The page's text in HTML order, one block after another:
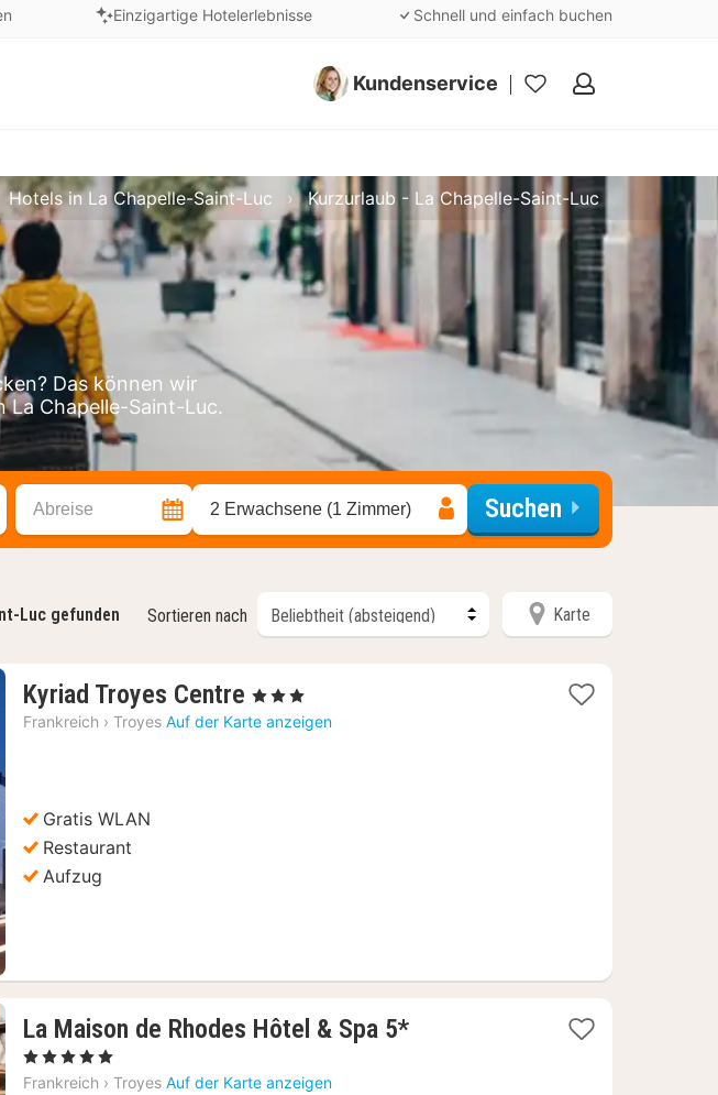
Einzigartige Hotelerlebnisse Schnell und einfach buchen
Kundenservice
Meine
Das können wir
Chapelle-Saint-Luc.
Hotels in La Chapelle-Saint-Luc Kurzurlaub - La Chapelle-Saint-Luc
Abreise 2 Erwachsene (1 Zimmer) Suchen
Luc gefunden Sortieren nach Karte
Bild
Kyriad Troyes Centre 1
Nacht
, 3 Sterne
Frankreich › Troyes Auf der Karte anzeigen
Gratis WLAN
Restaurant
Aufzug
La Maison de Rhodes Hôtel & Spa 5*1
, 5 Sterne
Frankreich › Troyes Auf der Karte anzeigen